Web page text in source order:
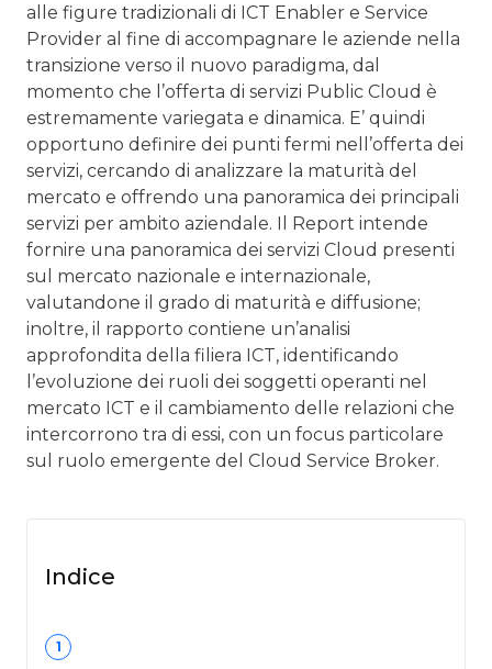
alle figure tradizionali di ICT Enabler e Service
Provider al fine di accompagnare le aziende nella
transizione verso il nuovo paradigma, dal
momento che l’offerta di servizi Public Cloud è
estremamente variegata e dinamica. E’ quindi
opportuno definire dei punti fermi nell’offerta dei
servizi, cercando di analizzare la maturità del
mercato e offrendo una panoramica dei principali
servizi per ambito aziendale. Il Report intende
fornire una panoramica dei servizi Cloud presenti
sul mercato nazionale e internazionale,
valutandone il grado di maturità e diffusione;
inoltre, il rapporto contiene un’analisi
approfondita della filiera ICT, identificando
l’evoluzione dei ruoli dei soggetti operanti nel
mercato ICT e il cambiamento delle relazioni che
intercorrono tra di essi, con un focus particolare
sul ruolo emergente del Cloud Service Broker.
Indice
1